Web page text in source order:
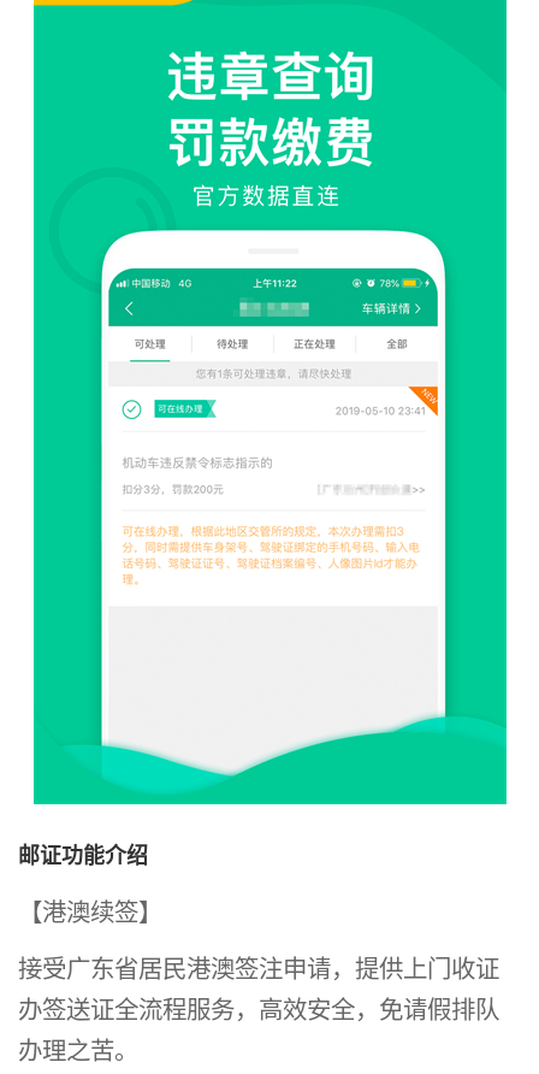
邮证功能介绍
【港澳续签】
接受广东省居民港澳签注申请，提供上门收证
办签送证全流程服务，高效安全，免请假排队
办理之苦。